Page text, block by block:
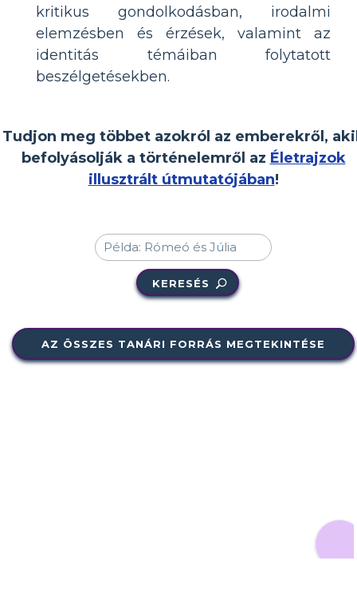
kritikus gondolkodásban, irodalmi
elemzésben és érzések, valamint az
identitás témáiban folytatott
beszélgetésekben.
Tudjon meg többet azokról az emberekről,
befolyásolják a történelemről az Életrajzok
illusztrált útmutatójában!
KERESÉS
AZ ÖSSZES TANÁRI FORRÁS MEGTEKINTÉSE